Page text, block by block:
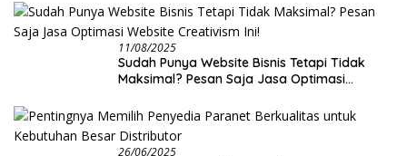
11/08/2025
Sudah Punya Website Bisnis Tetapi Tidak
Maksimal? Pesan Saja Jasa Optimasi
26/06/2025